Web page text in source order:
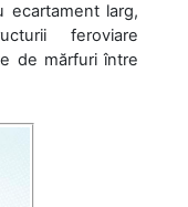
ecartament larg,
feroviare
de mărfuri între